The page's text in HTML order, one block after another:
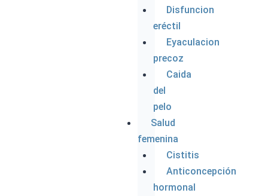
Disfuncion
eréctil
Eyaculacion
precoz
Caida
del
pelo
Salud
femenina
Cistitis
Anticoncepción
hormonal